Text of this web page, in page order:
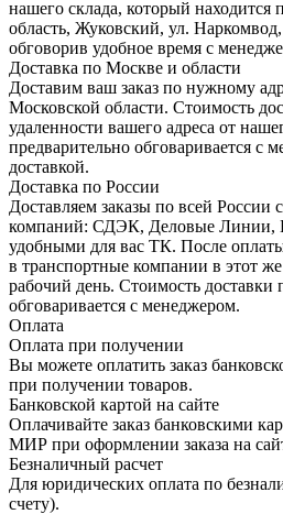
нашего склада, который находится
область, Жуковский, ул.
обговорив удобное время с
Доставка по Москве и области
Доставим ваш заказ по нужному
Московской области. Стоимость
удаленности вашего адреса от
предварительно обговаривается с
доставкой.
Доставка по России
Доставляем заказы по всей
компаний: СДЭК, Деловые Линии,
удобными для вас ТК. После оплаты
в транспортные компании в этот
рабочий день. Стоимость доставки
обговаривается с менеджером.
Оплата
Оплата при получении
Вы можете оплатить заказ
при получении товаров.
Банковской картой на сайте
Оплачивайте заказ банковскими
МИР при оформлении заказа на
Безналичный расчет
Для юридических оплата по
счету).